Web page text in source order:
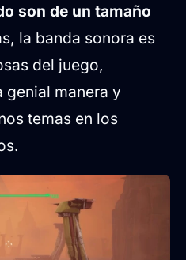
son de un tamaño
la banda sonora es
del juego,
genial manera y
temas en los